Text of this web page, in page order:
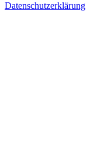
Datenschutzerklärung